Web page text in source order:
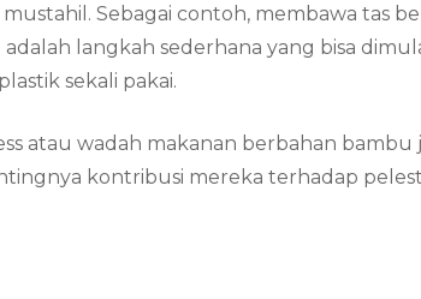
Sebagai contoh, membawa tas
langkah sederhana yang bisa
sekali pakai.
atau wadah makanan berbahan
kontribusi mereka terhadap